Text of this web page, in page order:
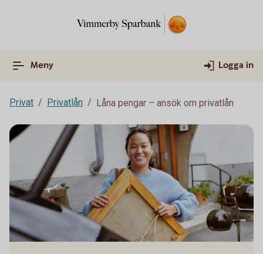
Meny Logga in
Privat Privatlån Låna pengar – ansök om privatlån